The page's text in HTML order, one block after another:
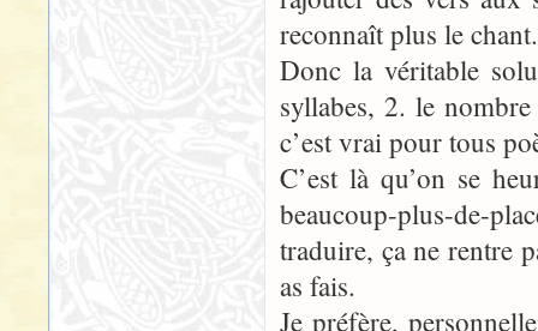
reconnaît plus le chant.
Donc la véritable
syllabes, 2. le
c’est vrai pour tous
C’est là qu’on se
beaucoup-plus-de-
traduire, ça ne rentre
as fais.
Je préfère,